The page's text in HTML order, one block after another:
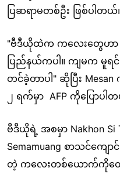
ပြဆရာမတစ်ဦး ဖြစ်ပါတယ်
"ဗီဒီယိုထဲက ကလေးတွေဟာ
ပြည်နယ်ကပါ။ ကျမက
တင်ခဲ့တာပါ" ဆိုပြီး
၂ ရက်မှာ AFP ကိုပြောပါ
ဗီဒီယိုရဲ့ အစမှာ Nakhon Si
Semamuang စာသင်ကျ
တဲ့ ကလေးတစ်ယောက်ကိုတွ